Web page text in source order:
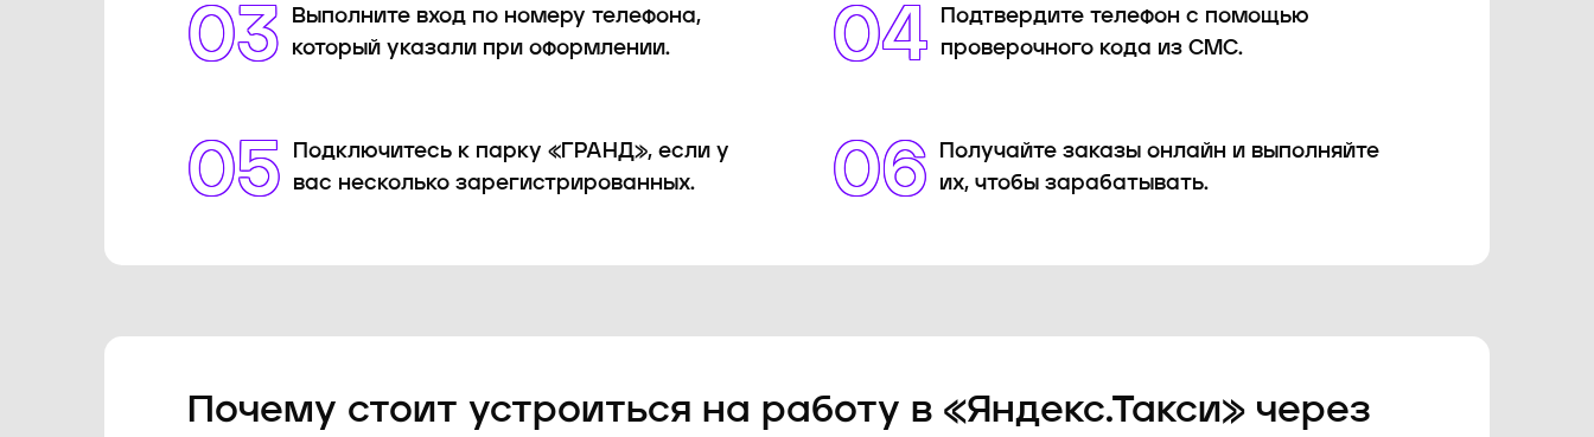
03
Выполните вход по номеру телефона,
который указали при оформлении.
04
Подтвердите телефон с помощью
проверочного кода из СМС.
05
Подключитесь к парку «ГРАНД», если у
вас несколько зарегистрированных.
06
Получайте заказы онлайн и выполняйте
их, чтобы зарабатывать.
Почему стоит устроиться на работу в «Яндекс.Такси» через